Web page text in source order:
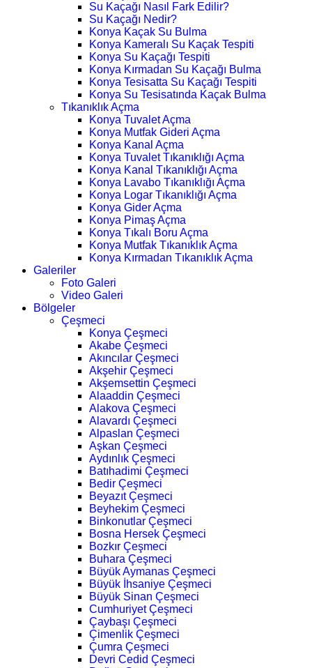
Su Kaçağı Nasıl Fark Edilir?
Su Kaçağı Nedir?
Konya Kaçak Su Bulma
Konya Kameralı Su Kaçak Tespiti
Konya Su Kaçağı Tespiti
Konya Kırmadan Su Kaçağı Bulma
Konya Tesisatta Su Kaçağı Tespiti
Konya Su Tesisatında Kaçak Bulma
Tıkanıklık Açma
Konya Tuvalet Açma
Konya Mutfak Gideri Açma
Konya Kanal Açma
Konya Tuvalet Tıkanıklığı Açma
Konya Kanal Tıkanıklığı Açma
Konya Lavabo Tıkanıklığı Açma
Konya Logar Tıkanıklığı Açma
Konya Gider Açma
Konya Pimaş Açma
Konya Tıkalı Boru Açma
Konya Mutfak Tıkanıklık Açma
Konya Kırmadan Tıkanıklık Açma
Galeriler
Foto Galeri
Video Galeri
Bölgeler
Çeşmeci
Konya Çeşmeci
Akabe Çeşmeci
Akıncılar Çeşmeci
Akşehir Çeşmeci
Akşemsettin Çeşmeci
Alaaddin Çeşmeci
Alakova Çeşmeci
Alavardı Çeşmeci
Alpaslan Çeşmeci
Aşkan Çeşmeci
Aydınlık Çeşmeci
Batıhadimi Çeşmeci
Bedir Çeşmeci
Beyazıt Çeşmeci
Beyhekim Çeşmeci
Binkonutlar Çeşmeci
Bosna Hersek Çeşmeci
Bozkır Çeşmeci
Buhara Çeşmeci
Büyük Aymanas Çeşmeci
Büyük İhsaniye Çeşmeci
Büyük Sinan Çeşmeci
Cumhuriyet Çeşmeci
Çaybaşı Çeşmeci
Çimenlik Çeşmeci
Çumra Çeşmeci
Devri Cedid Çeşmeci